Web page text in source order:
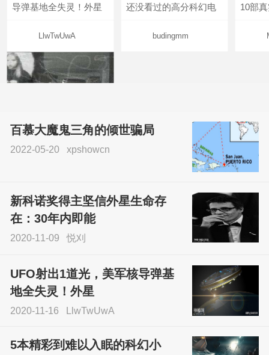
导弹基地全失灵！外星
LlwTwUwA
还没看过的高分科幻电
budingmm
10部
sskfn
百慕大魔鬼三角的倾世骗局
2022-05-20 xpshowcn
新科诺奖得主坚信外星生命存
在：30年内即能
2020-11-09 悦刈
UFO射出1道光，美军核导弹基
地全失灵！外星
2020-11-16 LlwTwUwA
5本精彩到难以入眠的科幻小